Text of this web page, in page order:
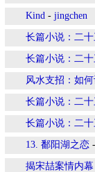
Kind - jingchen
长篇小说：二
长篇小说：二
风水支招：如
长篇小说：二
长篇小说：二
13. 鄱阳湖之恋 -
揭宋喆案情内